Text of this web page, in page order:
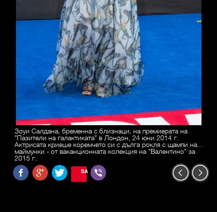
Зоуи Салдана, бременна с близнаци, на премиерата на
"Пазители на галактиката" в Лондон, 24 юни 2014 г.
Актрисата криеше коремчето си с дълга рокля с щампи на...
маймунки - от ваканционната колекция на "Валентино" за
2015 г.
SAVE